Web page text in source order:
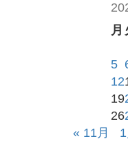
月
5
12
19
26
« 11月